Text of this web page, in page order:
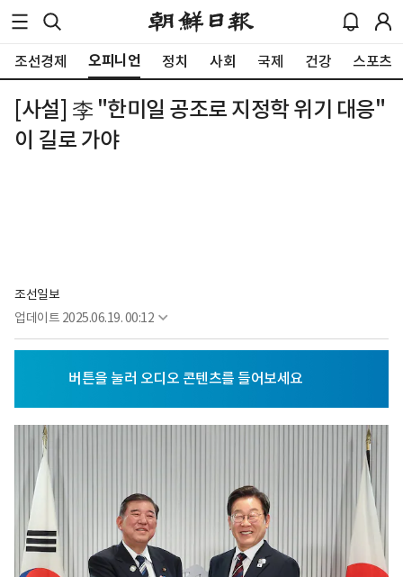
조선경제 오피니언 정치 사회 국제 건강 스포츠
[사설] 李 "한미일 공조로 지정학 위기 대응"
이 길로 가야
조선일보
업데이트 2025.06.19. 00:12